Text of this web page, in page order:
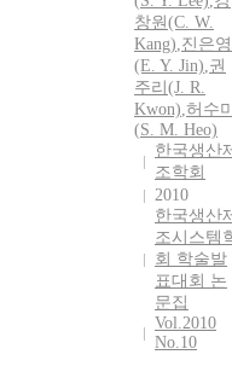
창원(C. W.
Kang),진은영
(E. Y. Jin),권
주리(J. R.
Kwon),허수
(S. M. Heo)
한국생산
조학회
2010
한국생산
조시스템
회 학술발
표대회 논
문집
Vol.2010
No.10